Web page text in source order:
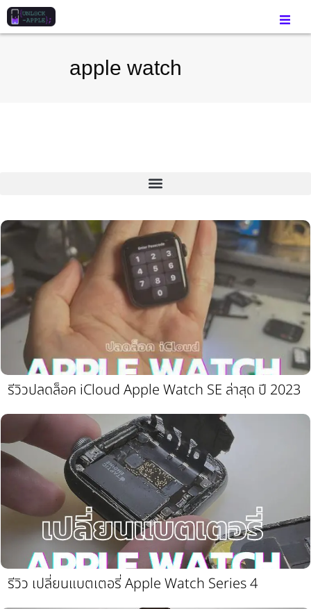
apple watch
รีวิวปลดล็อค iCloud Apple Watch SE ล่าสุด ปี 2023
รีวิว เปลี่ยนแบตเตอรี่ Apple Watch Series 4